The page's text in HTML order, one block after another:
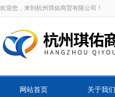
欢迎您，来到杭州琪佑商贸有限公司！
网站首页 关于我们